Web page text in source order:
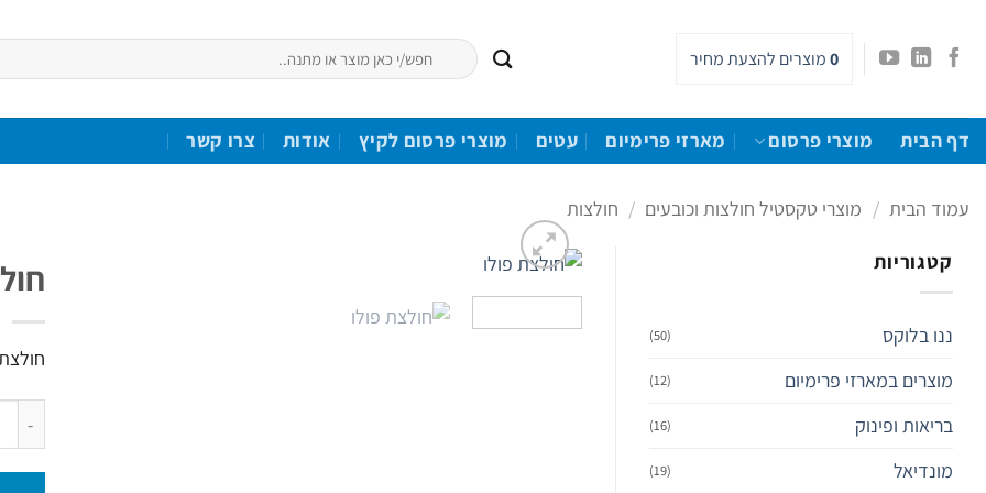
content
חיפוש
עבור:
0מוצרים להצעת מחיר
דף הבית מוצרי פרסום מארזי פרימיום עטים מוצרי פרסום לקיץ אודות צרו קשר
עמוד הבית / מוצרי טקסטיל חולצות וכובעים / חולצות
קטגוריות
ננו בלוקס (50)
מוצרים במארזי פרימיום (12)
בריאות ופינוק (16)
מונדיאל (19)
חולצת